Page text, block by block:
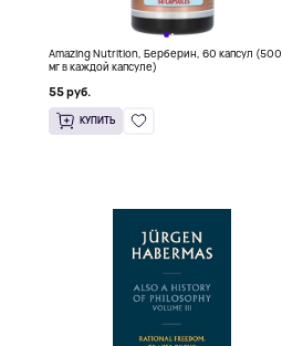
Amazing Nutrition, Берберин, 60 капсул (500
мг в каждой капсуле)
55 руб.
КУПИТЬ